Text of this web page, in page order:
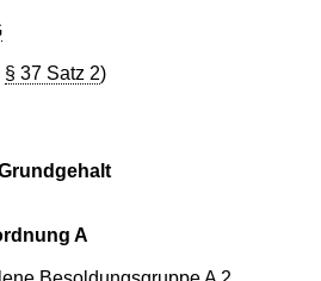
§ 37 Satz 2)
A